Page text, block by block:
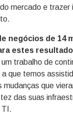
mercado e
negócios de 14
estes
trabalho de
que temos
que
das suas
TI.